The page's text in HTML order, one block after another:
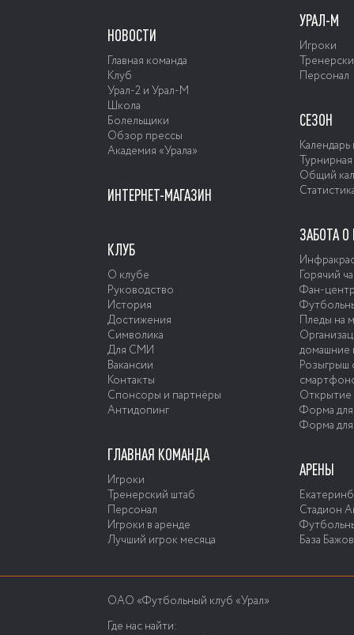
НОВОСТИ
Главная команда
Клуб
Урал-2 и Урал-М
Школа
Болельщики
Обзор прессы
Академия «Урала»
ИНТЕРНЕТ-МАГАЗИН
КЛУБ
О клубе
Руководство
История
Достижения
Символика
Для СМИ
Вакансии
Контакты
Спонсоры и партнёры
Антидопинг
ГЛАВНАЯ КОМАНДА
Игроки
Тренерский штаб
Персонал
Игроки в аренде
Лучший игрок месяца
УРАЛ-М
Игроки
Персонал
СЕЗОН
Общий
ЗАБОТА
Горячий
Фан-
Пледы на
домашние
Розыгрыш
Форма
Форма
АРЕНЫ
Стадион
База
ОАО «Футбольный клуб «Урал»
Где нас найти: